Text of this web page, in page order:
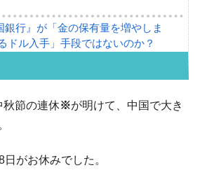
銀行』が「金の保有量を増やしま
ル入手」手段ではないのか？
金の動きに強く左右される状態
ってきた李在明。李在明を支持しな
べき株価操作であり、空前の国政壟
秋節の連休※が明けて、中国で大き
がお休みでした。